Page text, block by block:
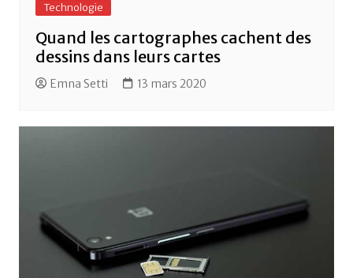
Technologie
Quand les cartographes cachent des
dessins dans leurs cartes
Emna Setti 13 mars 2020